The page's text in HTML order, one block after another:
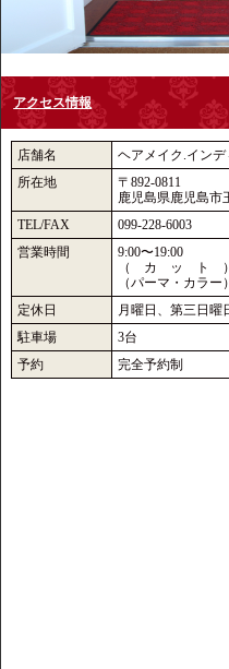
アクセス情報
店舗名
ヘアメイク.インデ
所在地
〒892-0811
鹿児島県鹿児島市
TEL/FAX
099-228-6003
営業時間
9:00〜19:00
（ カ ッ ト ）
（パーマ・カラ
定休日
月曜日、第三日曜
駐車場
3台
予約
完全予約制